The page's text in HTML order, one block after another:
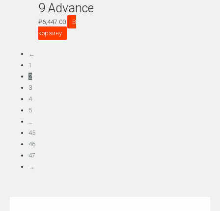
9 Advance
₽6,447.00
В
корзину
←
1
2
3
4
5
…
45
46
47
→